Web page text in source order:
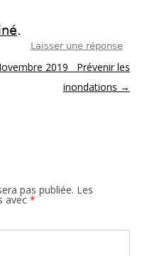
.
Laisser une réponse
2019 Prévenir les
inondations →
pas publiée. Les
avec *